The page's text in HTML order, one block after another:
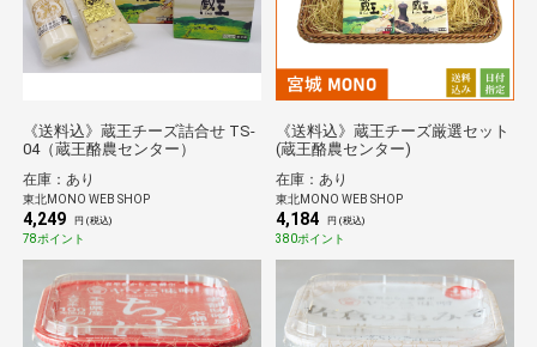
《送料込》蔵王チーズ詰合せ TS-
04（蔵王酪農センター）
在庫：あり
東北MONO WEB SHOP
4,249 円 (税込)
78ポイント
《送料込》蔵王チーズ厳選セット
(蔵王酪農センター)
在庫：あり
東北MONO WEB SHOP
4,184 円 (税込)
380ポイント